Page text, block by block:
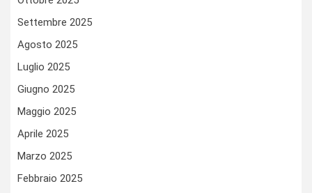
Settembre 2025
Agosto 2025
Luglio 2025
Giugno 2025
Maggio 2025
Aprile 2025
Marzo 2025
Febbraio 2025